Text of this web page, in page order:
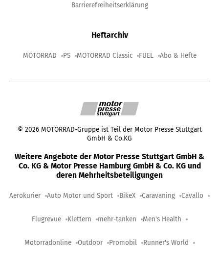
Barrierefreiheitserklärung
Heftarchiv
MOTORRAD PS MOTORRAD Classic FUEL Abo & Hefte
© 2026 MOTORRAD-Gruppe ist Teil der Motor Presse Stuttgart
GmbH & Co.KG
Weitere Angebote der Motor Presse Stuttgart GmbH &
Co. KG & Motor Presse Hamburg GmbH & Co. KG und
deren Mehrheitsbeteiligungen
Aerokurier Auto Motor und Sport BikeX Caravaning Cavallo
Flugrevue Klettern mehr-tanken Men's Health
Motorradonline Outdoor Promobil Runner's World